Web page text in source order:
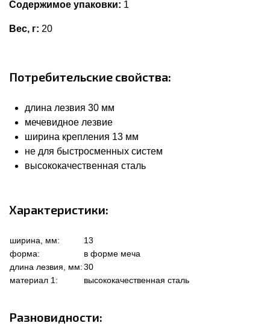
Содержимое упаковки: 1
Вес, г: 20
Потребительские свойства:
длина лезвия 30 мм
мечевидное лезвие
ширина крепления 13 мм
не для быстросменных систем
высококачественная сталь
Характеристики:
ширина, мм:
13
форма:
в форме меча
длина лезвия, мм:30
материал 1:
высококачественная сталь
Разновидности: